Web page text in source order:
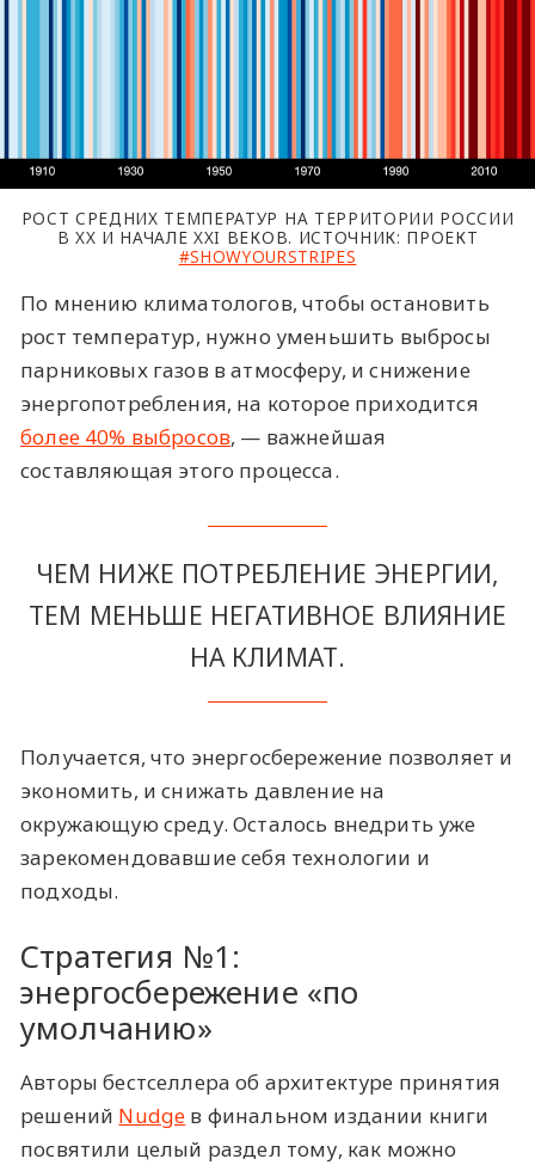
РОСТ СРЕДНИХ ТЕМПЕРАТУР НА ТЕРРИТОРИИ РОССИИ
В XX И НАЧАЛЕ XXI ВЕКОВ. ИСТОЧНИК: ПРОЕКТ
#SHOWYOURSTRIPES
По мнению климатологов, чтобы остановить
рост температур, нужно уменьшить выбросы
парниковых газов в атмосферу, и снижение
энергопотребления, на которое приходится
более 40% выбросов, — важнейшая
составляющая этого процесса.
ЧЕМ НИЖЕ ПОТРЕБЛЕНИЕ ЭНЕРГИИ,
ТЕМ МЕНЬШЕ НЕГАТИВНОЕ ВЛИЯНИЕ
НА КЛИМАТ.
Получается, что энергосбережение позволяет и
экономить, и снижать давление на
окружающую среду. Осталось внедрить уже
зарекомендовавшие себя технологии и
подходы.
Стратегия №1:
энергосбережение «по
умолчанию»
Авторы бестселлера об архитектуре принятия
решений Nudge в финальном издании книги
посвятили целый раздел тому, как можно